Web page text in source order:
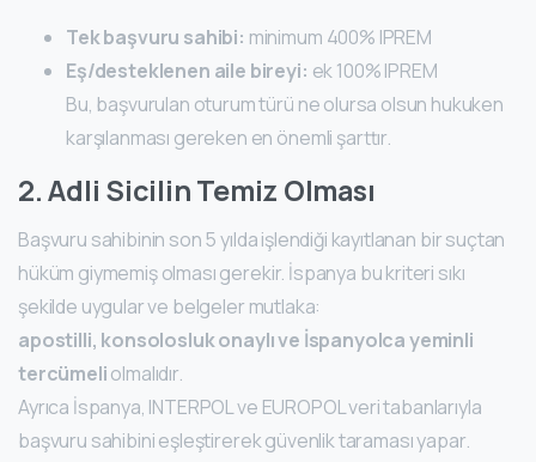
Tek başvuru sahibi: minimum 400% IPREM
Eş/desteklenen aile bireyi: ek 100% IPREM
Bu, başvurulan oturum türü ne olursa olsun hukuken
karşılanması gereken en önemli şarttır.
2. Adli Sicilin Temiz Olması
Başvuru sahibinin son 5 yılda işlendiği kayıtlanan bir suçtan
hüküm giymemiş olması gerekir. İspanya bu kriteri sıkı
şekilde uygular ve belgeler mutlaka:
apostilli, konsolosluk onaylı ve İspanyolca yeminli
tercümeliolmalıdır.
Ayrıca İspanya, INTERPOL ve EUROPOL veri tabanlarıyla
başvuru sahibini eşleştirerek güvenlik taraması yapar.